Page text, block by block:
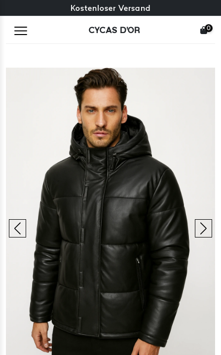
Kostenloser Umtausch + kostenlose Rücksendungen
Kostenloser Versand
CYCAS D'OR 0